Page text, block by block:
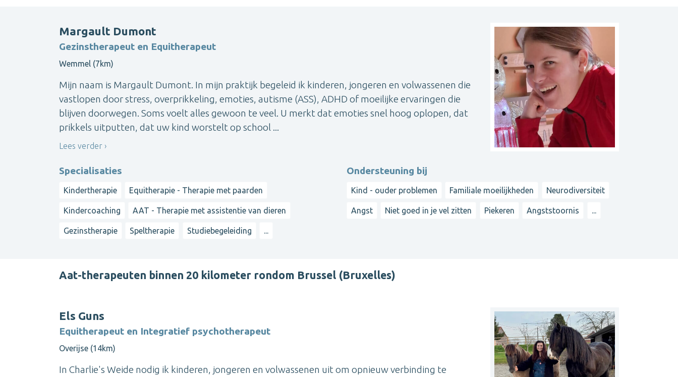
Margault Dumont
Gezinstherapeut en Equitherapeut
Wemmel (7km)
Mijn naam is Margault Dumont. In mijn praktijk begeleid ik kinderen, jongeren en volwassenen die
vastlopen door stress, overprikkeling, emoties, autisme (ASS), ADHD of moeilijke ervaringen die
blijven doorwegen. Soms voelt alles gewoon te veel. U merkt dat emoties snel hoog oplopen, dat
prikkels uitputten, dat uw kind worstelt op school ...
Lees verder
Specialisaties
Kindertherapie Equitherapie - Therapie met paarden
Kindercoaching AAT - Therapie met assistentie van dieren
Gezinstherapie Speltherapie Studiebegeleiding ...
Ondersteuning bij
Kind - ouder problemen Familiale moeilijkheden Neurodiversiteit
Angst Niet goed in je vel zitten Piekeren Angststoornis ...
Aat-therapeuten binnen 20 kilometer rondom Brussel (Bruxelles)
Els Guns
Equitherapeut en Integratief psychotherapeut
Overijse (14km)
In Charlie's Weide nodig ik kinderen, jongeren en volwassenen uit om opnieuw verbinding te